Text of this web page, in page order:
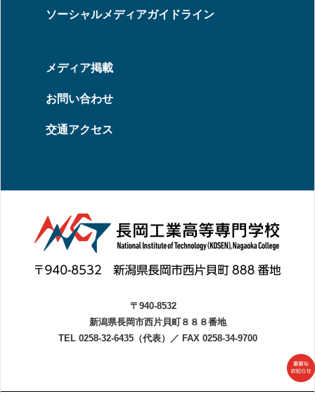
ソーシャルメディアガイドライン
メディア掲載
お問い合わせ
交通アクセス
〒940-8532
新潟県長岡市西片貝町８８８番地
TEL 0258-32-6435（代表）
／ FAX 0258-34-9700